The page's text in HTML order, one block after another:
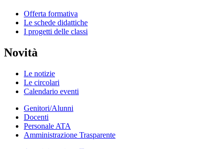
Offerta formativa
Le schede didattiche
I progetti delle classi
Novità
Le notizie
Le circolari
Calendario eventi
Genitori/Alunni
Docenti
Personale ATA
Amministrazione Trasparente